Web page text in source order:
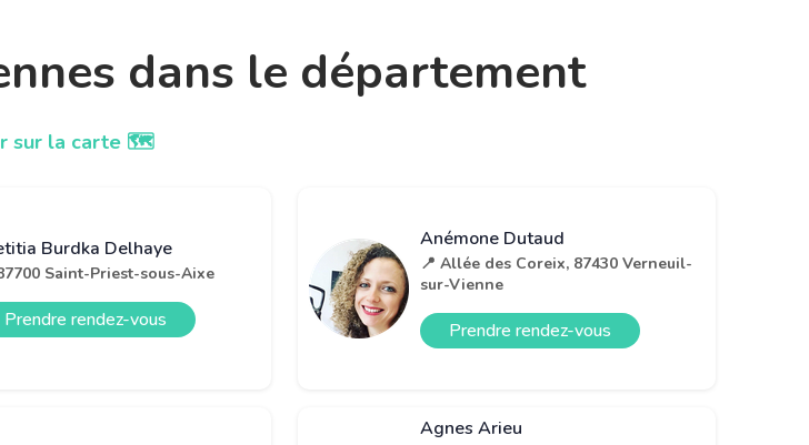
dans le département
sur la carte 🗺️
Burdka Delhaye
Saint-Priest-sous-Aixe
Prendre rendez-vous
Anémone Dutaud
📍 Allée des Coreix, 87430 Verneuil-
sur-Vienne
Prendre rendez-vous
Agnes Arieu